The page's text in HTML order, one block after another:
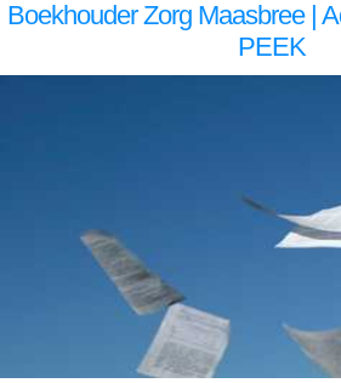
Boekhouder Zorg Maasbree |
PEEK